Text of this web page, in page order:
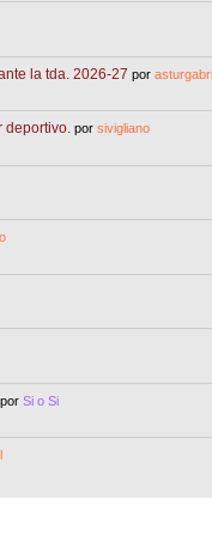
la tda. 2026-27 por
deportivo. porsivigliano
porSi o Si